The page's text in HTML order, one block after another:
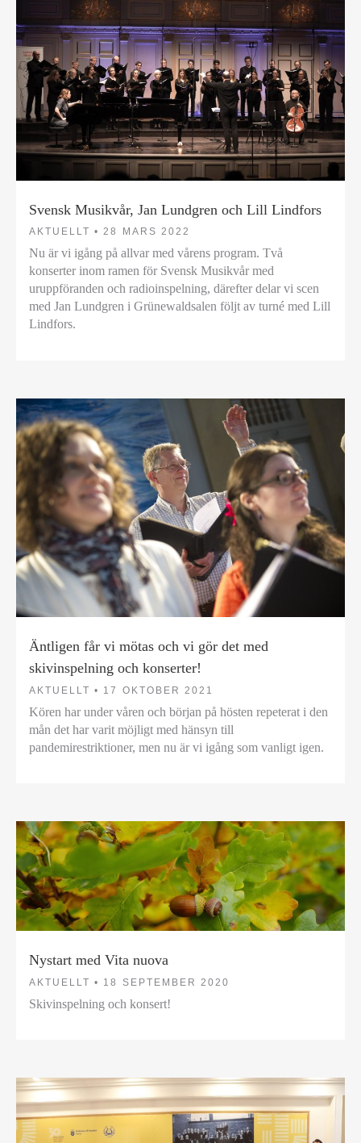
Svensk Musikvår, Jan Lundgren och Lill Lindfors
AKTUELLT • 28 MARS 2022
Nu är vi igång på allvar med vårens program. Två
konserter inom ramen för Svensk Musikvår med
uruppföranden och radioinspelning, därefter delar vi scen
med Jan Lundgren i Grünewaldsalen följt av turné med Lill
Lindfors.
Äntligen får vi mötas och vi gör det med
skivinspelning och konserter!
AKTUELLT • 17 OKTOBER 2021
Kören har under våren och början på hösten repeterat i den
mån det har varit möjligt med hänsyn till
pandemirestriktioner, men nu är vi igång som vanligt igen.
Nystart med Vita nuova
AKTUELLT • 18 SEPTEMBER 2020
Skivinspelning och konsert!